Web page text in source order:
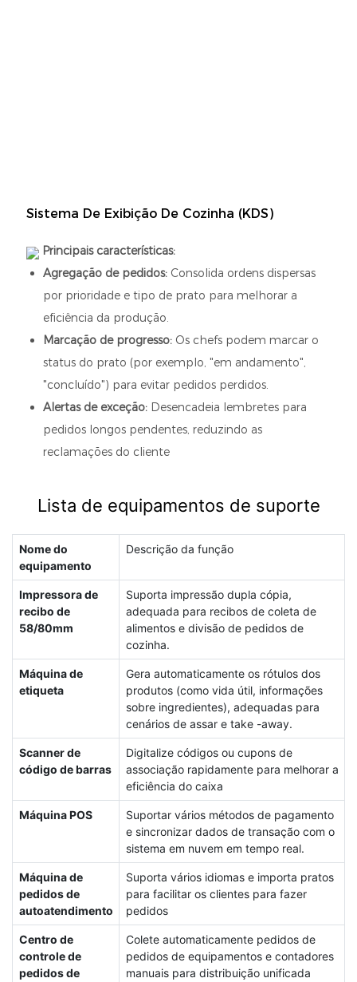
Sistema De Exibição De Cozinha (KDS)
Principais características:
Agregação de pedidos: Consolida ordens dispersas
por prioridade e tipo de prato para melhorar a
eficiência da produção.
Marcação de progresso: Os chefs podem marcar o
status do prato (por exemplo, "em andamento",
"concluído") para evitar pedidos perdidos.
Alertas de exceção: Desencadeia lembretes para
pedidos longos pendentes, reduzindo as
reclamações do cliente
Lista de equipamentos de suporte
Nome do
equipamento
Descrição da função
Impressora de
recibo de
58/80mm
Suporta impressão dupla cópia,
adequada para recibos de coleta de
alimentos e divisão de pedidos de
cozinha.
Máquina de
etiqueta
Gera automaticamente os rótulos dos
produtos (como vida útil, informações
sobre ingredientes), adequadas para
cenários de assar e take -away.
Scanner de
código de barras
Digitalize códigos ou cupons de
associação rapidamente para melhorar a
eficiência do caixa
Máquina POS
Suportar vários métodos de pagamento
e sincronizar dados de transação com o
sistema em nuvem em tempo real.
Máquina de
pedidos de
autoatendimento
Suporta vários idiomas e importa pratos
para facilitar os clientes para fazer
pedidos
Centro de
controle de
pedidos de
Colete automaticamente pedidos de
pedidos de equipamentos e contadores
manuais para distribuição unificada